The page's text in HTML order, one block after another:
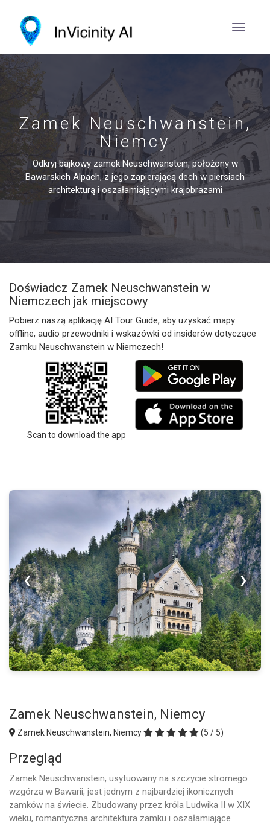
Zamek Neuschwanstein,
Niemcy
Odkryj bajkowy zamek Neuschwanstein, położony w
Bawarskich Alpach, z jego zapierającą dech w piersiach
architekturą i oszałamiającymi krajobrazami
Doświadcz Zamek Neuschwanstein w
Niemczech jak miejscowy
Pobierz naszą aplikację AI Tour Guide, aby uzyskać mapy
offline, audio przewodniki i wskazówki od insiderów dotyczące
Zamku Neuschwanstein w Niemczech!
Scan to download the app
❮ ❯
Zamek Neuschwanstein, Niemcy
Zamek Neuschwanstein, Niemcy (5 / 5)
Przegląd
Zamek Neuschwanstein, usytuowany na szczycie stromego
wzgórza w Bawarii, jest jednym z najbardziej ikonicznych
zamków na świecie. Zbudowany przez króla Ludwika II w XIX
wieku, romantyczna architektura zamku i oszałamiające